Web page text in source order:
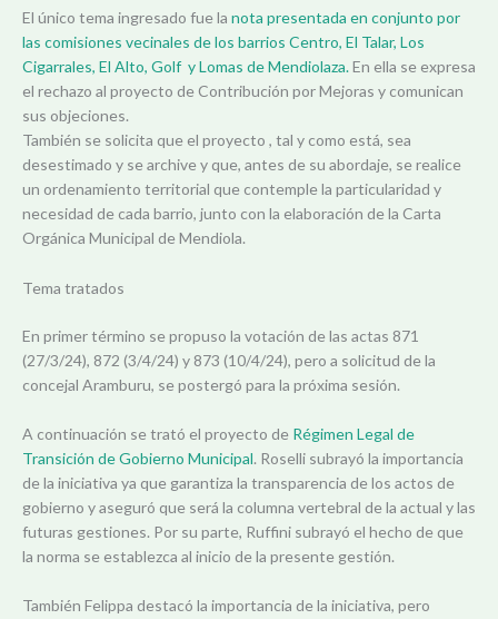
El único tema ingresado fue la nota presentada en conjunto por
las comisiones vecinales de los barrios Centro, El Talar, Los
Cigarrales, El Alto, Golf y Lomas de Mendiolaza.En ella se expresa
el rechazo al proyecto de Contribución por Mejoras y comunican
sus objeciones.
También se solicita que el proyecto , tal y como está, sea
desestimado y se archive y que, antes de su abordaje, se realice
un ordenamiento territorial que contemple la particularidad y
necesidad de cada barrio, junto con la elaboración de la Carta
Orgánica Municipal de Mendiola.
Tema tratados
En primer término se propuso la votación de las actas 871
(27/3/24), 872 (3/4/24) y 873 (10/4/24), pero a solicitud de la
concejal Aramburu, se postergó para la próxima sesión.
A continuación se trató el proyecto de Régimen Legal de
Transición de Gobierno Municipal. Roselli subrayó la importancia
de la iniciativa ya que garantiza la transparencia de los actos de
gobierno y aseguró que será la columna vertebral de la actual y las
futuras gestiones. Por su parte, Ruffini subrayó el hecho de que
la norma se establezca al inicio de la presente gestión.
También Felippa destacó la importancia de la iniciativa, pero